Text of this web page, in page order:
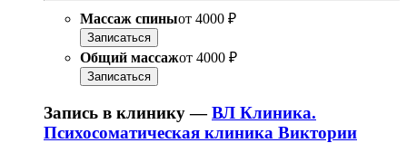
Массаж спиныот 4000 ₽
Записаться
Общий массажот 4000 ₽
Записаться
Запись в клинику —ВЛ Клиника.
Психосоматическая клиника Виктории